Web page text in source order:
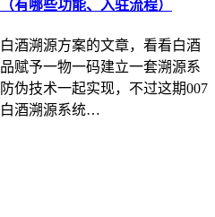
有哪些功能、入驻流程）
酒溯源方案的文章，看看白酒
赋予一物一码建立一套溯源系
伪技术一起实现，不过这期007
酒溯源系统…